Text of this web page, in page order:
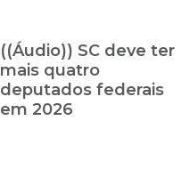
((Áudio)) SC deve ter
mais quatro
deputados federais
em 2026